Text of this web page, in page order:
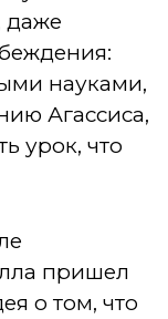
даже
науками,
Агассиса,
урок, что
пришел
о том, что